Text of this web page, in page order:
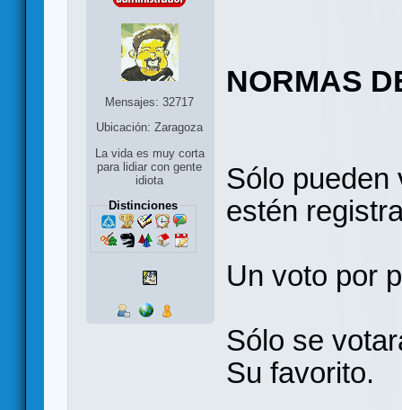
Mensajes: 32717
Ubicación: Zaragoza
La vida es muy corta
para lidiar con gente
idiota
Distinciones
NORMAS
Sólo pueden
estén
Un voto por
Sólo se
Su favorito.